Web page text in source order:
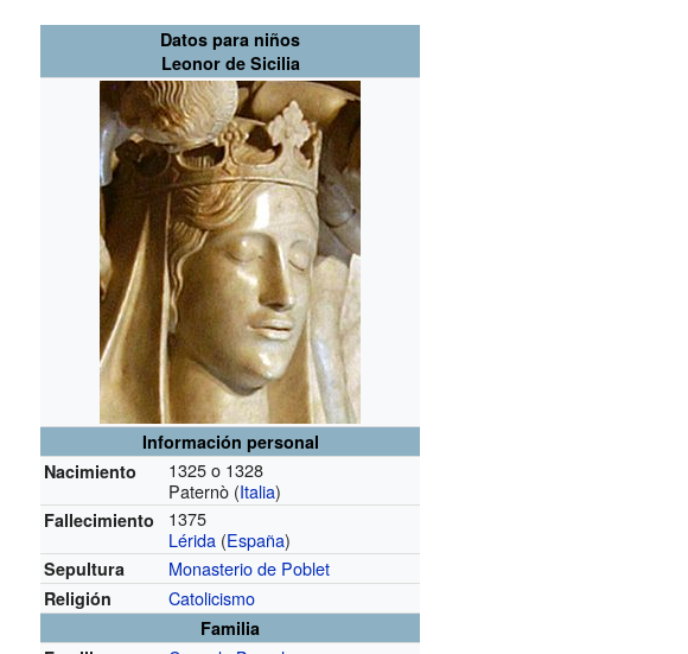
Datos para niños
Leonor de Sicilia
Información personal
Nacimiento
1325 o 1328
Paternò (Italia)
Fallecimiento
1375
Lérida (España)
Sepultura Monasterio de Poblet
Religión Catolicismo
Familia